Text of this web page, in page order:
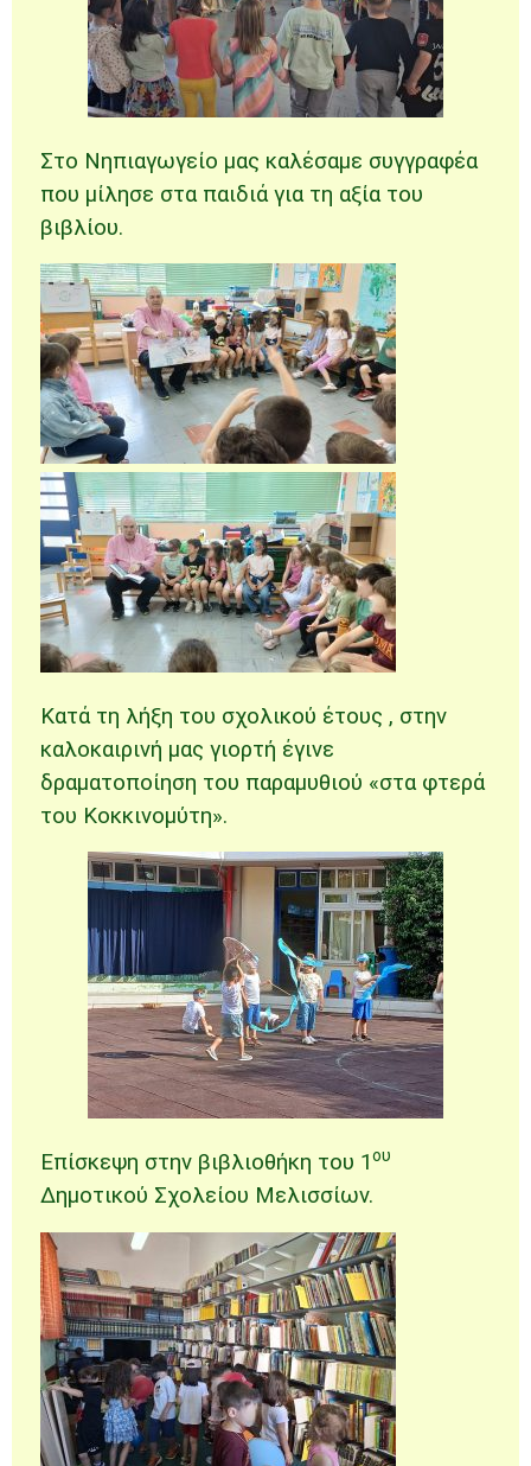
Στο Νηπιαγωγείο μας καλέσαμε συγγραφέα
που μίλησε στα παιδιά για τη αξία του
βιβλίου.
Κατά τη λήξη του σχολικού έτους , στην
καλοκαιρινή μας γιορτή έγινε
δραματοποίηση του παραμυθιού «στα φτερά
του Κοκκινομύτη».
Επίσκεψη στην βιβλιοθήκη του 1ου
Δημοτικού Σχολείου Μελισσίων.